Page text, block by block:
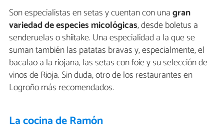
Son especialistas en setas y cuentan con unagran
variedad de especies micológicas, desde boletus a
senderuelas o shiitake. Una especialidad a la que se
suman también las patatas bravas y, especialmente, el
bacalao a la riojana, las setas con foie y su selección de
vinos de Rioja. Sin duda, otro de los restaurantes en
Logroño más recomendados.
La cocina de Ramón